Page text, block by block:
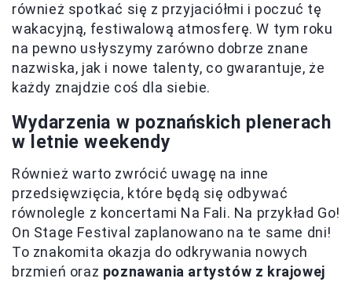
również spotkać się z przyjaciółmi i poczuć tę
wakacyjną, festiwalową atmosferę. W tym roku
na pewno usłyszymy zarówno dobrze znane
nazwiska, jak i nowe talenty, co gwarantuje, że
każdy znajdzie coś dla siebie.
Wydarzenia w poznańskich plenerach
w letnie weekendy
Również warto zwrócić uwagę na inne
przedsięwzięcia, które będą się odbywać
równolegle z koncertami Na Fali. Na przykład Go!
On Stage Festival zaplanowano na te same dni!
To znakomita okazja do odkrywania nowych
brzmień oraz poznawania artystów z krajowej